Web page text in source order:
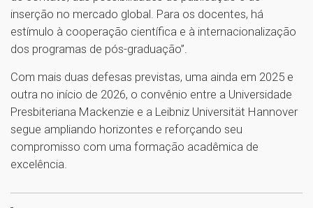
inserção no mercado global. Para os docentes, há
estímulo à cooperação científica e à internacionalização
dos programas de pós-graduação”.
Com mais duas defesas previstas, uma ainda em 2025 e
outra no início de 2026, o convênio entre a Universidade
Presbiteriana Mackenzie e a Leibniz Universität Hannover
segue ampliando horizontes e reforçando seu
compromisso com uma formação acadêmica de
excelência.